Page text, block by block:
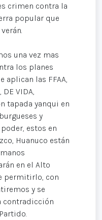
crimen contra la
popular que
una vez mas
los planes
aplican las FFAA,
VIDA,
tapada yanqui en
y
estos en
Huanuco están
en el Alto
permitirlo, con
y se
contradicción